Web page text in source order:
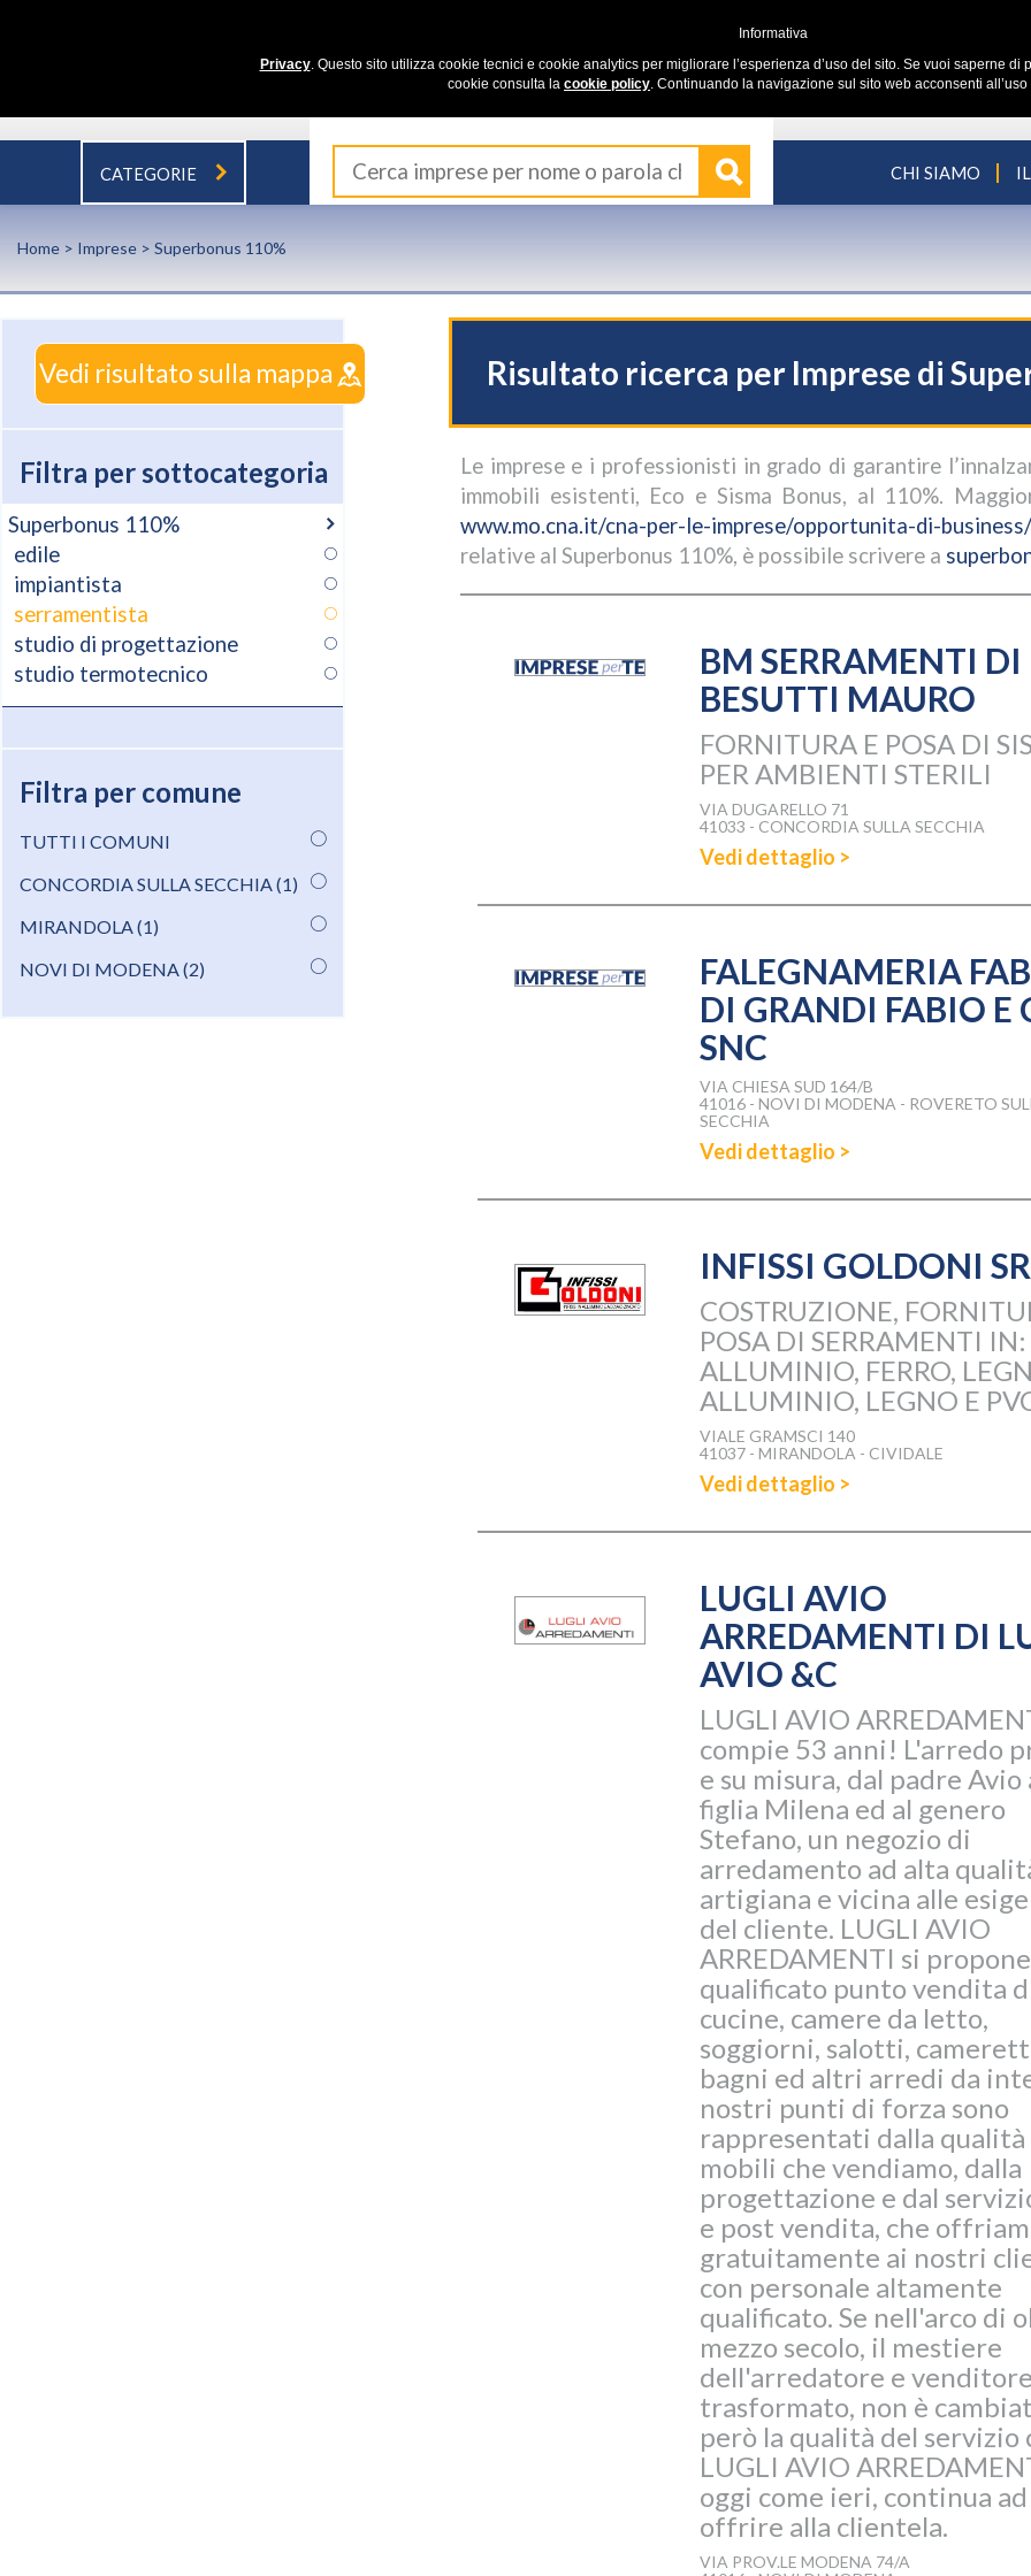
CATEGORIE CHI SIAMO
Home > Imprese > Superbonus 110%
Vedi risultato sulla mappa
Filtra per sottocategoria
Superbonus 110%
edile
impiantista
serramentista
studio di progettazione
studio termotecnico
Filtra per comune
TUTTI I COMUNI
CONCORDIA SULLA SECCHIA (1)
MIRANDOLA (1)
NOVI DI MODENA (2)
Risultato ricerca per Imprese di
Le imprese e i professionisti in grado di garantire
immobili esistenti, Eco e Sisma Bonus, al 110%.
www.mo.cna.it/cna-per-le-imprese/opportunita-di-
relative al Superbonus 110%, è possibile scrivere a
BM SERRAMENTI DI
BESUTTI MAURO
FORNITURA E POSA DI
PER AMBIENTI STERILI
VIA DUGARELLO 71
41033 - CONCORDIA SULLA SECCHIA
Vedi dettaglio >
FALEGNAMERIA
DI GRANDI FABIO E
SNC
VIA CHIESA SUD 164/B
41016 - NOVI DI MODENA - ROVERETO
SECCHIA
Vedi dettaglio >
INFISSI GOLDONI
COSTRUZIONE,
POSA DI SERRAMENTI IN:
ALLUMINIO, FERRO,
ALLUMINIO, LEGNO E
VIALE GRAMSCI 140
41037 - MIRANDOLA - CIVIDALE
Vedi dettaglio >
LUGLI AVIO
ARREDAMENTI DI
AVIO &C
LUGLI AVIO
compie 53 anni! L'arredo
e su misura, dal padre Avio
figlia Milena ed al genero
Stefano, un negozio di
arredamento ad alta
artigiana e vicina alle
del cliente. LUGLI AVIO
ARREDAMENTI si
qualificato punto vendita
cucine, camere da letto,
soggiorni, salotti,
bagni ed altri arredi da
nostri punti di forza sono
rappresentati dalla qualità
mobili che vendiamo, dalla
progettazione e dal
e post vendita, che
gratuitamente ai nostri
con personale altamente
qualificato. Se nell'arco di
mezzo secolo, il mestiere
dell'arredatore e
trasformato, non è
però la qualità del servizio
LUGLI AVIO
oggi come ieri, continua ad
offrire alla clientela.
VIA PROV.LE MODENA 74/A
Informativa
Privacy. Questo sito utilizza cookie tecnici e cookie analytics per migliorare l’esperienza d’uso del sito. Se vuoi saperne di
cookie consulta la cookie policy. Continuando la navigazione sul sito web acconsenti